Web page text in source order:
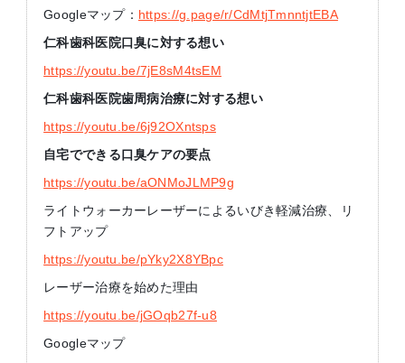
Googleマップ： https://g.page/r/CdMtjTmnntjtEBA
仁科歯科医院口臭に対する想い
https://youtu.be/7jE8sM4tsEM
仁科歯科医院歯周病治療に対する想い
https://youtu.be/6j92OXntsps
自宅でできる口臭ケアの要点
https://youtu.be/aONMoJLMP9g
ライトウォーカーレーザーによるいびき軽減治療、リ
フトアップ
https://youtu.be/pYky2X8YBpc
レーザー治療を始めた理由
https://youtu.be/jGOqb27f-u8
Googleマップ